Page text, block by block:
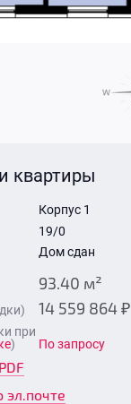
квартиры
Корпус 1
19/0
Дом сдан
93.40 м²
14 559 864 ₽
при
) По запросу
эл.почте
Отправить